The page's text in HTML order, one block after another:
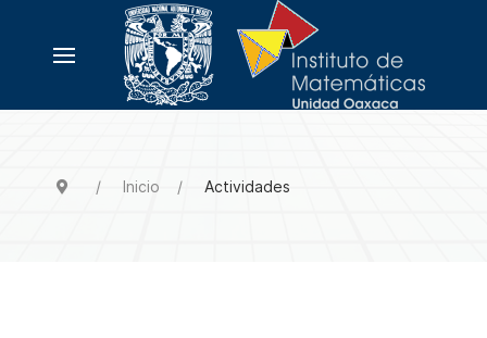
Inicio Actividades